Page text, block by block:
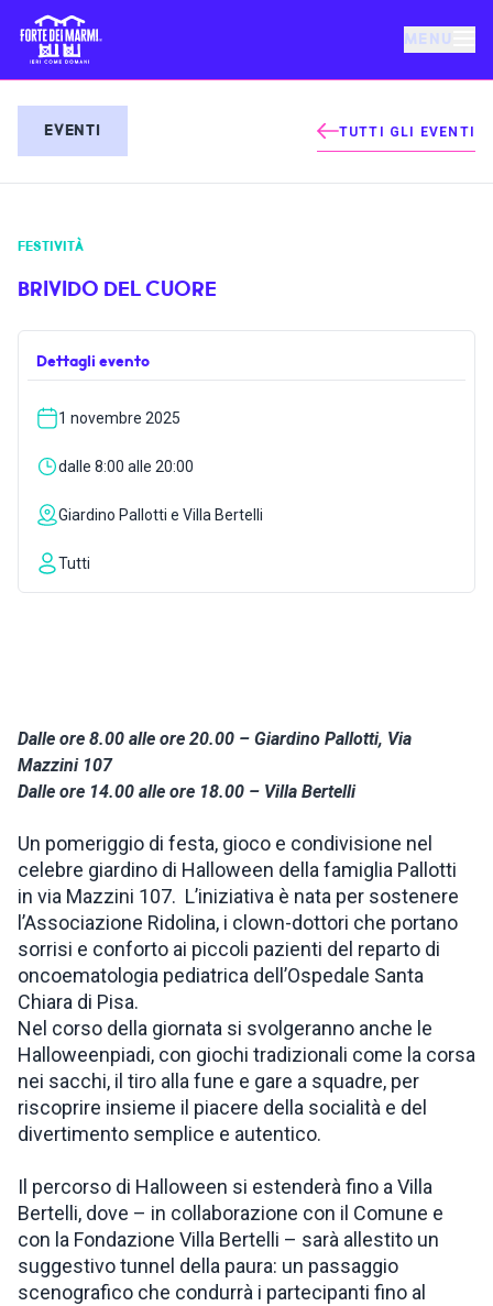
MENU
EVENTI
NOTIZIE
OSPITALITÀ
VILLA BERTELLI
ENG
EVENTI TUTTI GLI EVENTI
FESTIVITÀ
BRIVIDO DEL CUORE
Dettagli evento
1 novembre 2025
dalle 8:00 alle 20:00
Giardino Pallotti e Villa Bertelli
Tutti
Dalle ore 8.00 alle ore 20.00 – Giardino Pallotti, Via
Mazzini 107
Dalle ore 14.00 alle ore 18.00 – Villa Bertelli
Un pomeriggio di festa, gioco e condivisione nel
celebre giardino di Halloween della famiglia Pallotti
in via Mazzini 107. L’iniziativa è nata per sostenere
l’Associazione Ridolina, i clown-dottori che portano
sorrisi e conforto ai piccoli pazienti del reparto di
oncoematologia pediatrica dell’Ospedale Santa
Chiara di Pisa.
Nel corso della giornata si svolgeranno anche le
Halloweenpiadi, con giochi tradizionali come la corsa
nei sacchi, il tiro alla fune e gare a squadre, per
riscoprire insieme il piacere della socialità e del
divertimento semplice e autentico.
Il percorso di Halloween si estenderà fino a Villa
Bertelli, dove – in collaborazione con il Comune e
con la Fondazione Villa Bertelli – sarà allestito un
suggestivo tunnel della paura: un passaggio
scenografico che condurrà i partecipanti fino al